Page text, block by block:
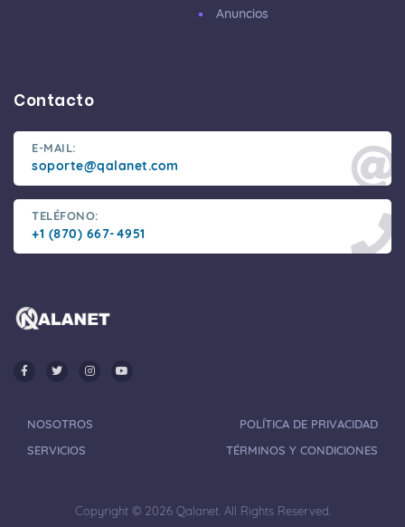
Anuncios
Contacto
E-MAIL:
soporte@qalanet.com
TELÉFONO:
+1 (870) 667-4951
NOSOTROS
SERVICIOS
POLÍTICA DE PRIVACIDAD
TÉRMINOS Y CONDICIONES
Copyright © 2026 Qalanet. All Rights Reserved.